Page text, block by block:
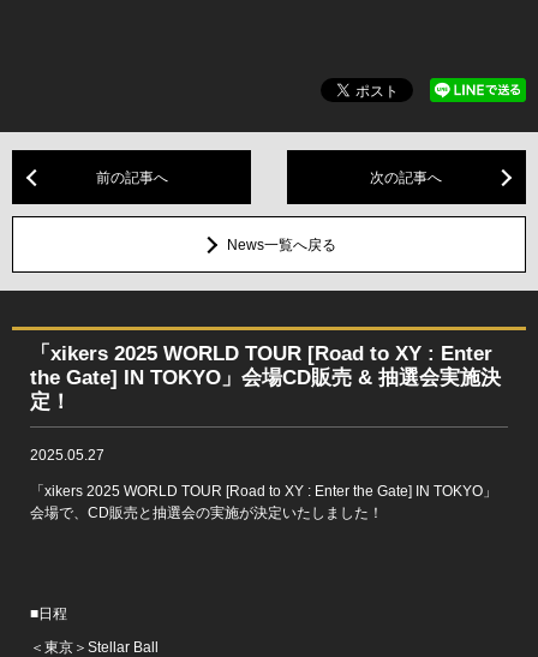
前の記事へ 次の記事へ
News一覧へ戻る
「xikers 2025 WORLD TOUR [Road to XY : Enter
the Gate] IN TOKYO」会場CD販売 & 抽選会実施決
定！
2025.05.27
「xikers 2025 WORLD TOUR [Road to XY : Enter the Gate] IN TOKYO」
会場で、CD販売と抽選会の実施が決定いたしました！
■日程
＜東京＞Stellar Ball